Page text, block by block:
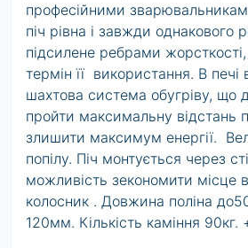
професійними
піч рівна і завжди однакового
підсилене ребрами
термін її використання. В печі
шахтова система обугріву, що
пройти максимальну відстань
злишити максимум енергії.
попілу. Піч монтується через
можливість зекономити місце
колосник . Довжина поліна
120мм. Кількість каміння